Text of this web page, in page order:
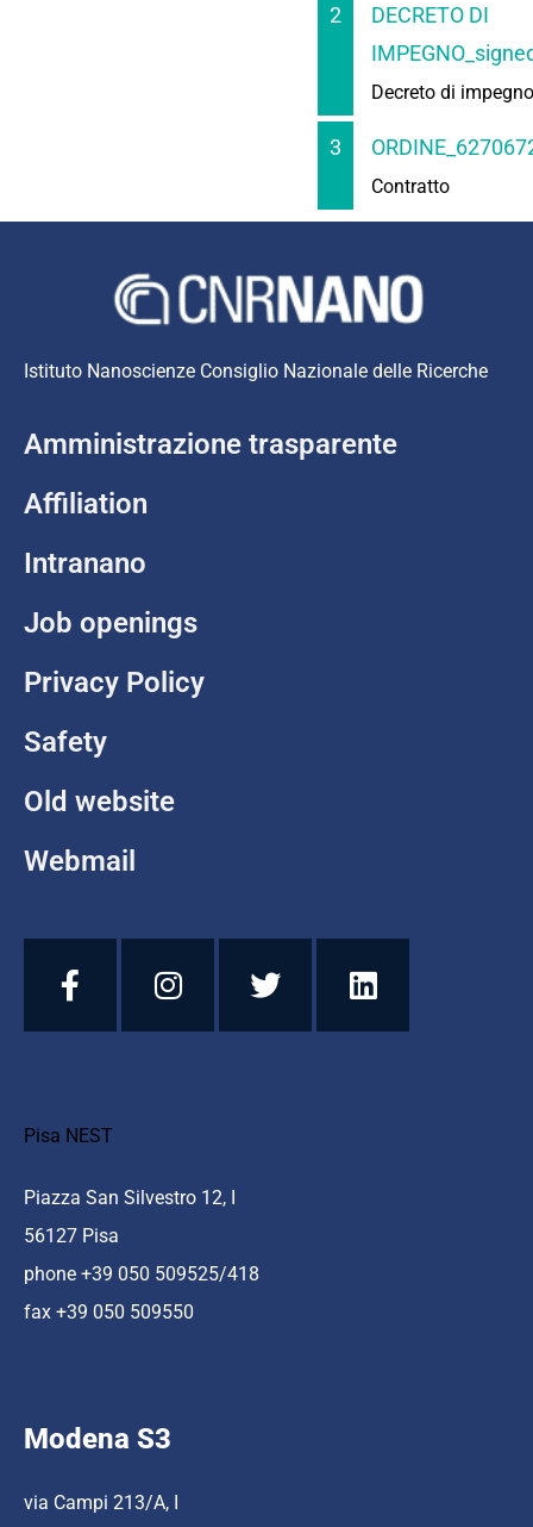
2
DECRETO DI
Decreto di impegno
3
Contratto
Istituto Nanoscienze Consiglio Nazionale delle Ricerche
Amministrazione trasparente
Affiliation
Intranano
Job openings
Privacy Policy
Safety
Old website
Webmail
Pisa NEST
Piazza San Silvestro 12, I
56127 Pisa
phone +39 050 509525/418
fax +39 050 509550
Modena S3
via Campi 213/A, I